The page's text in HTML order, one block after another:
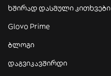
ხშირად დასმული კითხვები
Glovo Prime
ბლოგი
დაგვიკავშირდი